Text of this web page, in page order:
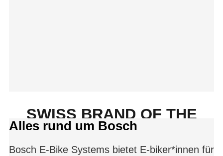
SWISS BRAND OF THE
YEAR 2025/2026
Alles rund um Bosch
Bosch E-Bike Systems bietet E-biker*innen für